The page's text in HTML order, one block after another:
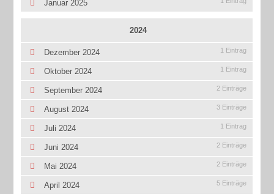
Januar 2025
2024
Dezember 2024 1 Eintrag
Oktober 2024 1 Eintrag
September 2024 2 Einträge
August 2024 3 Einträge
Juli 2024 1 Eintrag
Juni 2024 2 Einträge
Mai 2024 2 Einträge
April 2024 5 Einträge